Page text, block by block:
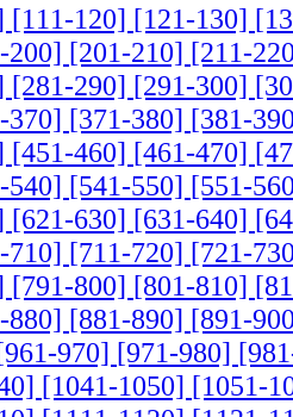
[111-120] [121-130]
200] [201-210] [211-
[281-290] [291-300]
370] [371-380] [381-
[451-460] [461-470]
540] [541-550] [551-
[621-630] [631-640]
710] [711-720] [721-
[791-800] [801-810]
880] [881-890] [891-
970] [971-980]
[1041-1050] [1051-